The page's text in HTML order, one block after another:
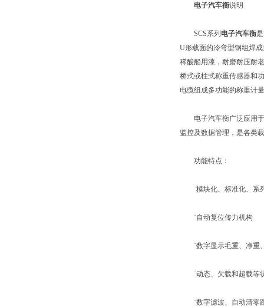
电子汽车衡说明
SCS系列 电子汽车衡
U形载面的冷弯型钢组焊
稀酸船用漆，耐磨耐压耐
桥式或柱式称重传感器和
电缆组成多功能的称重计
电子汽车衡广泛应用于
监控及数据管理，是各类
功能特点：
˙模块化、标准化、系
˙自动复位传力机构
˙数字显示毛重、净重
˙动态、欠载和超载等
˙数字滤波、自动清零